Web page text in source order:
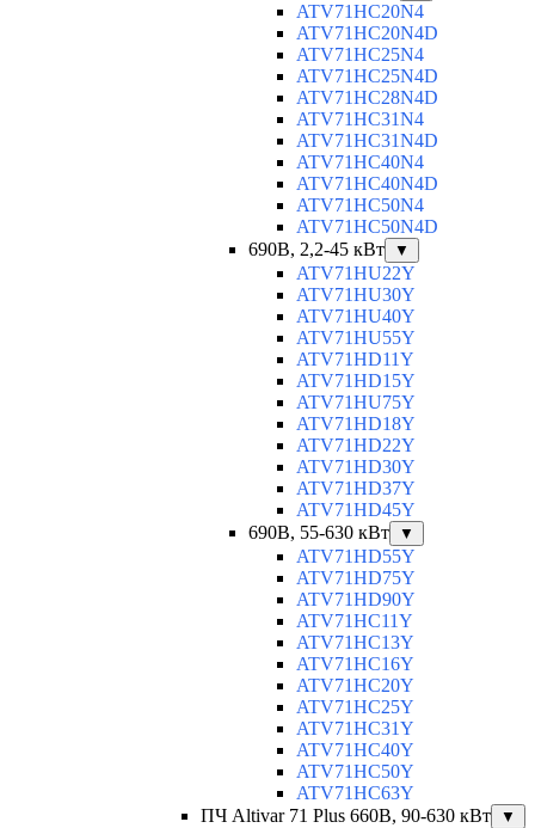
ATV71HC20N4
ATV71HC20N4D
ATV71HC25N4
ATV71HC25N4D
ATV71HC28N4D
ATV71HC31N4
ATV71HC31N4D
ATV71HC40N4
ATV71HC40N4D
ATV71HC50N4
ATV71HC50N4D
690В, 2,2-45 кВт
▼
ATV71HU22Y
ATV71HU30Y
ATV71HU40Y
ATV71HU55Y
ATV71HD11Y
ATV71HD15Y
ATV71HU75Y
ATV71HD18Y
ATV71HD22Y
ATV71HD30Y
ATV71HD37Y
ATV71HD45Y
690В, 55-630 кВт
▼
ATV71HD55Y
ATV71HD75Y
ATV71HD90Y
ATV71HC11Y
ATV71HC13Y
ATV71HC16Y
ATV71HC20Y
ATV71HC25Y
ATV71HC31Y
ATV71HC40Y
ATV71HC50Y
ATV71HC63Y
ПЧ Altivar 71 Plus 660В, 90-630 кВт
▼